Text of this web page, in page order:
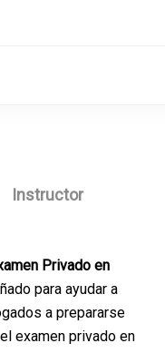
Instructor
Privado en
para ayudar a
a prepararse
examen privado en